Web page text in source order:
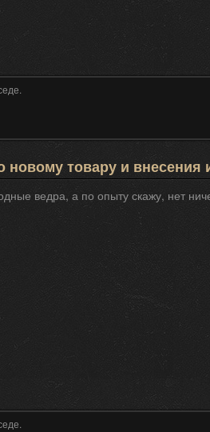
новому товару и внесения
ведра, а по опыту скажу, нет